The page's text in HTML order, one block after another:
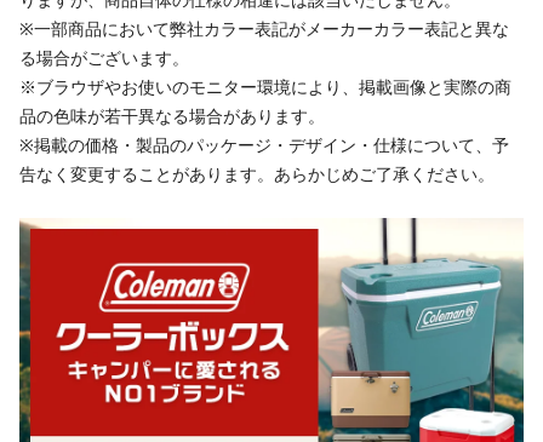
※一部商品において弊社カラー表記がメーカーカラー表記と異な
る場合がございます。
※ブラウザやお使いのモニター環境により、掲載画像と実際の商
品の色味が若干異なる場合があります。
※掲載の価格・製品のパッケージ・デザイン・仕様について、予
告なく変更することがあります。あらかじめご了承ください。